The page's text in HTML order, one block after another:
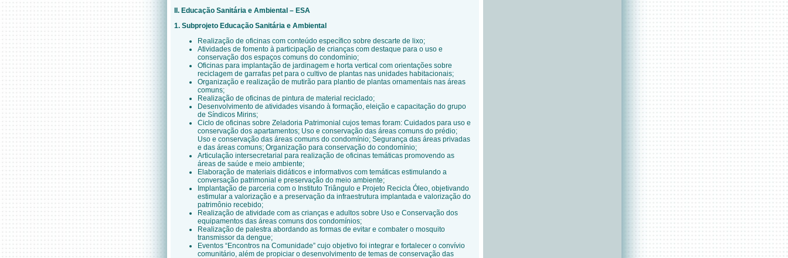
II. Educação Sanitária e Ambiental – ESA
1. Subprojeto Educação Sanitária e Ambiental
Realização de oficinas com conteúdo específico sobre descarte de lixo;
Atividades de fomento à participação de crianças com destaque para o uso e
conservação dos espaços comuns do condomínio;
Oficinas para implantação de jardinagem e horta vertical com orientações sobre
reciclagem de garrafas pet para o cultivo de plantas nas unidades habitacionais;
Organização e realização de mutirão para plantio de plantas ornamentais nas áreas
comuns;
Realização de oficinas de pintura de material reciclado;
Desenvolvimento de atividades visando à formação, eleição e capacitação do grupo
de Síndicos Mirins;
Ciclo de oficinas sobre Zeladoria Patrimonial cujos temas foram: Cuidados para uso e
conservação dos apartamentos; Uso e conservação das áreas comuns do prédio;
Uso e conservação das áreas comuns do condomínio; Segurança das áreas privadas
e das áreas comuns; Organização para conservação do condomínio;
Articulação intersecretarial para realização de oficinas temáticas promovendo as
áreas de saúde e meio ambiente;
Elaboração de materiais didáticos e informativos com temáticas estimulando a
conversação patrimonial e preservação do meio ambiente;
Implantação de parceria com o Instituto Triângulo e Projeto Recicla Óleo, objetivando
estimular a valorização e a preservação da infraestrutura implantada e valorização do
patrimônio recebido;
Realização de atividade com as crianças e adultos sobre Uso e Conservação dos
equipamentos das áreas comuns dos condomínios;
Realização de palestra abordando as formas de evitar e combater o mosquito
transmissor da dengue;
Eventos “Encontros na Comunidade” cujo objetivo foi integrar e fortalecer o convívio
comunitário, além de propiciar o desenvolvimento de temas de conservação das